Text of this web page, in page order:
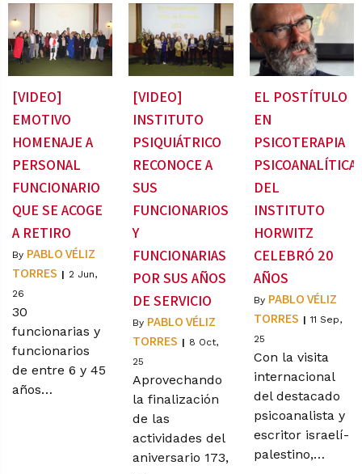
[VIDEO]
EMOTIVO
HOMENAJE A
PERSONAL
FUNCIONARIO
QUE SE ACOGE
A RETIRO
By PABLO VÉLIZ
TORRES | 2 Jun,
26
30
funcionarias y
funcionarios
de entre 6 y 45
años…
[VIDEO]
INSTITUTO
PSIQUIÁTRICO
RECONOCE A
SUS
FUNCIONARIOS
Y
FUNCIONARIAS
POR SUS AÑOS
DE SERVICIO
By PABLO VÉLIZ
TORRES | 8 Oct,
25
Aprovechando
la finalización
de las
actividades del
aniversario 173,
EL POSTÍTULO
EN
PSICOTERAPIA
PSICOANALÍTICA
DEL
INSTITUTO
HORWITZ
CELEBRÓ 20
AÑOS
By PABLO VÉLIZ
TORRES | 11 Sep,
25
Con la visita
internacional
del destacado
psicoanalista y
escritor israelí-
palestino,…